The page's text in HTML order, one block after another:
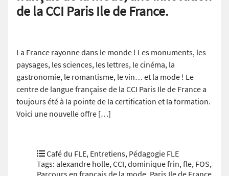
de la CCI Paris Ile de France.
La France rayonne dans le monde ! Les monuments, les
paysages, les sciences, les lettres, le cinéma, la
gastronomie, le romantisme, le vin… et la mode ! Le
centre de langue française de la CCI Paris Ile de France a
toujours été à la pointe de la certification et la formation.
Voici une nouvelle offre […]
Café du FLE, Entretiens, Pédagogie FLE
Tags: alexandre holle,CCI,dominique frin,fle, FOS,